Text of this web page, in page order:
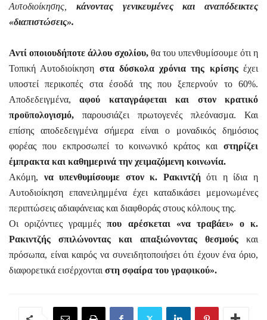
Αυτοδιοίκησης, κάνοντας γενικευμένες και αναπόδεικτες
«διαπιστώσεις».
Αντί οποιουδήποτε άλλου σχολίου, θα του υπενθυμίσουμε ότι η
Τοπική Αυτοδιοίκηση στα δύσκολα χρόνια της κρίσηςέχει
υποστεί περικοπές στα έσοδά της που ξεπερνούν το 60%.
Αποδεδειγμένα,αφού καταγράφεται και στον κρατικό
προϋπολογισμό, παρουσιάζει πρωτογενές πλεόνασμα. Και
επίσης αποδεδειγμένα σήμερα είναι ο μοναδικός δημόσιος
φορέας που εκπροσωπεί το κοινωνικό κράτος και στηρίζει
έμπρακτα και καθημερινά την χειμαζόμενη κοινωνία.
Ακόμη, να υπενθυμίσουμε στον κ. Ρακιντζήότι η ίδια η
Αυτοδιοίκηση επανειλημμένα έχει καταδικάσει μεμονωμένες
περιπτώσεις αδιαφάνειας και διαφθοράς στους κόλπους της.
Οι οριζόντιες γραμμές που αρέσκεται «να τραβάει» ο κ.
Ρακιντζής σπιλώνοντας και απαξιώνοντας θεσμούς και
πρόσωπα, είναι καιρός να συνειδητοποιήσει ότι έχουν ένα όριο,
διαφορετικά εισέρχονται στη σφαίρα του γραφικού».